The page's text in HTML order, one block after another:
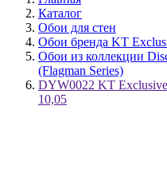
Каталог
Обои для стен
Обои бренда KT
Обои из коллекции
(Flagman Series)
DYW0022 KT
10,05